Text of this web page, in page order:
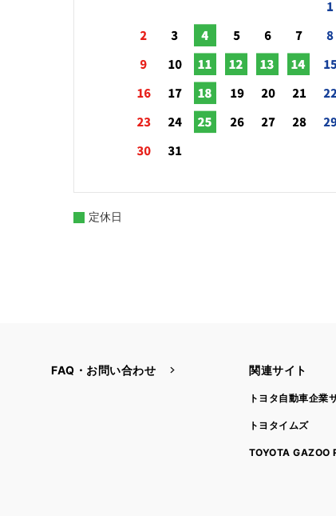
定休日
FAQ・お問い合わせ 関連サイト
トヨタ自動車企業
トヨタイムズ
TOYOTA GAZOO